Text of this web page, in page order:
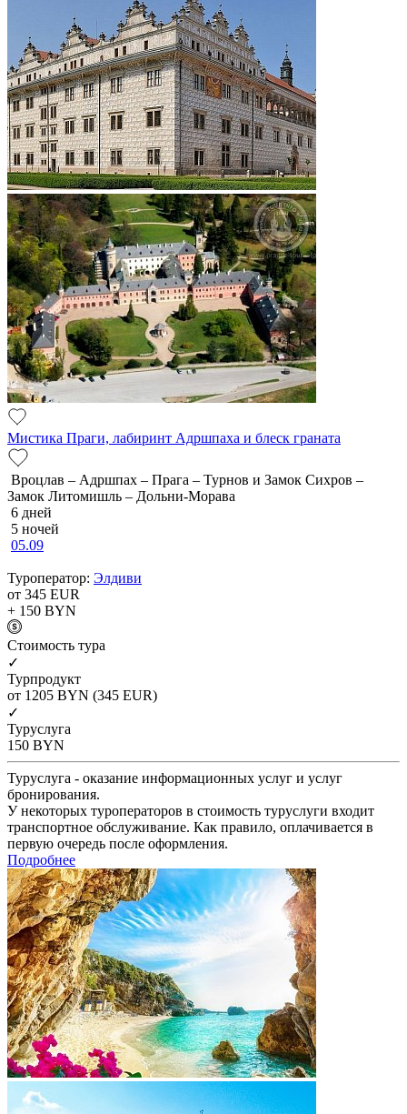
Мистика Праги, лабиринт Адршпаха и блеск граната
Вроцлав – Адршпах – Прага – Турнов и Замок Сихров –
Замок Литомишль – Дольни-Морава
6 дней
5 ночей
05.09
Туроператор: Элдиви
от 345 EUR
+ 150 BYN
Cтоимость тура
✓
Турпродукт
от 1205 BYN (345 EUR)
✓
Туруслуга
150 BYN
Туруслуга - оказание информационных услуг и услуг
бронирования.
У некоторых туроператоров в стоимость туруслуги входит
транспортное обслуживание. Как правило, оплачивается в
первую очередь после оформления.
Подробнее